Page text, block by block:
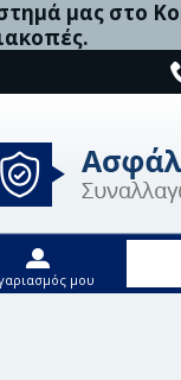
μας στο
μου